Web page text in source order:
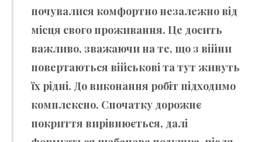
почувалися комфортно незалежно від
місця свого проживання. Це досить
важливо, зважаючи на те, що з війни
повертаються військові та тут живуть
їх рідні. До виконання робіт підходимо
комплексно. Спочатку дорожнє
покриття вирівнюється, далі